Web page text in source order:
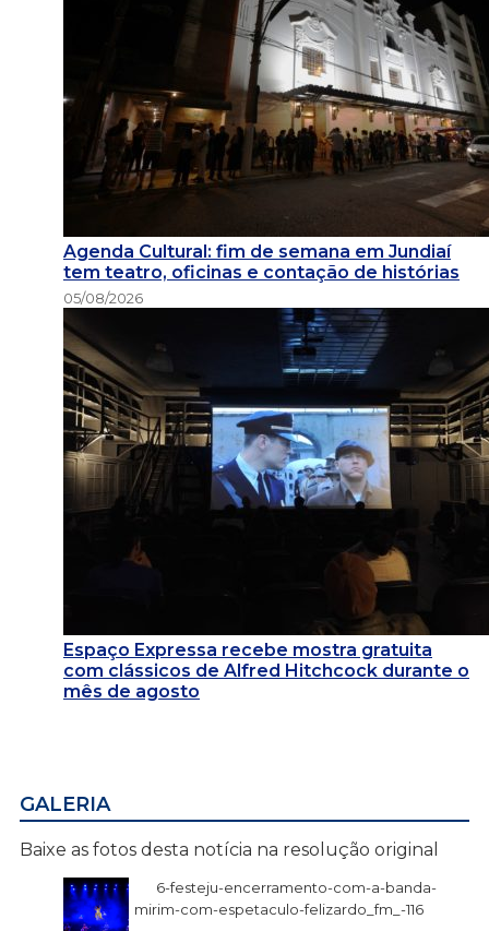
Agenda Cultural: fim de semana em Jundiaí
tem teatro, oficinas e contação de histórias
05/08/2026
Espaço Expressa recebe mostra gratuita
com clássicos de Alfred Hitchcock durante o
mês de agosto
GALERIA
Baixe as fotos desta notícia na resolução original
6-festeju-encerramento-com-a-banda-
mirim-com-espetaculo-felizardo_fm_-116